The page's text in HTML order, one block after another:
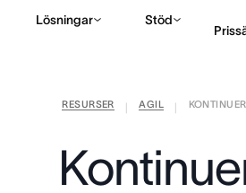
Lösningar Stöd
RESURSER AGIL